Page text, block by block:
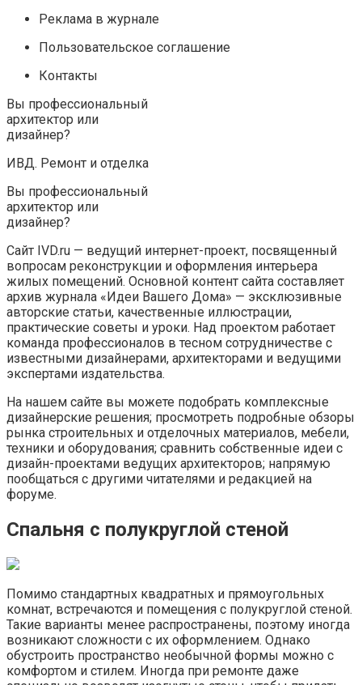
Реклама в журнале
Пользовательское соглашение
Контакты
Вы профессиональный
архитектор или
дизайнер?
ИВД. Ремонт и отделка
Вы профессиональный
архитектор или
дизайнер?
Сайт IVD.ru — ведущий интернет-проект, посвященный
вопросам реконструкции и оформления интерьера
жилых помещений. Основной контент сайта составляет
архив журнала «Идеи Вашего Дома» — эксклюзивные
авторские статьи, качественные иллюстрации,
практические советы и уроки. Над проектом работает
команда профессионалов в тесном сотрудничестве с
известными дизайнерами, архитекторами и ведущими
экспертами издательства.
На нашем сайте вы можете подобрать комплексные
дизайнерские решения; просмотреть подробные обзоры
рынка строительных и отделочных материалов, мебели,
техники и оборудования; сравнить собственные идеи с
дизайн-проектами ведущих архитекторов; напрямую
пообщаться с другими читателями и редакцией на
форуме.
Спальня с полукруглой стеной
Помимо стандартных квадратных и прямоугольных
комнат, встречаются и помещения с полукруглой стеной.
Такие варианты менее распространены, поэтому иногда
возникают сложности с их оформлением. Однако
обустроить пространство необычной формы можно с
комфортом и стилем. Иногда при ремонте даже